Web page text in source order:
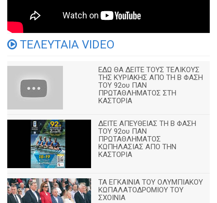
ΤΕΛΕΥΤΑΙΑ VIDEO
ΕΔΩ ΘΑ ΔΕΙΤΕ ΤΟΥΣ ΤΕΛΙΚΟΥΣ
ΤΗΣ ΚΥΡΙΑΚΗΣ ΑΠΟ ΤΗ Β ΦΑΣΗ
ΤΟΥ 92ου ΠΑΝ
ΠΡΩΤΑΘΛΗΜΑΤΟΣ ΣΤΗ
ΚΑΣΤΟΡΙΑ
ΔΕΙΤΕ ΑΠΕΥΘΕΙΑΣ ΤΗ Β ΦΑΣΗ
ΤΟΥ 92ου ΠΑΝ
ΠΡΩΤΑΘΛΗΜΑΤΟΣ
ΚΩΠΗΛΑΣΙΑΣ ΑΠΟ ΤΗΝ
ΚΑΣΤΟΡΙΑ
TA ΕΓΚΑΙΝΙΑ ΤΟΥ ΟΛΥΜΠΙΑΚΟΥ
ΚΩΠΑΛΑΤΟΔΡΟΜΙΟΥ ΤΟΥ
ΣΧΟΙΝΙΑ